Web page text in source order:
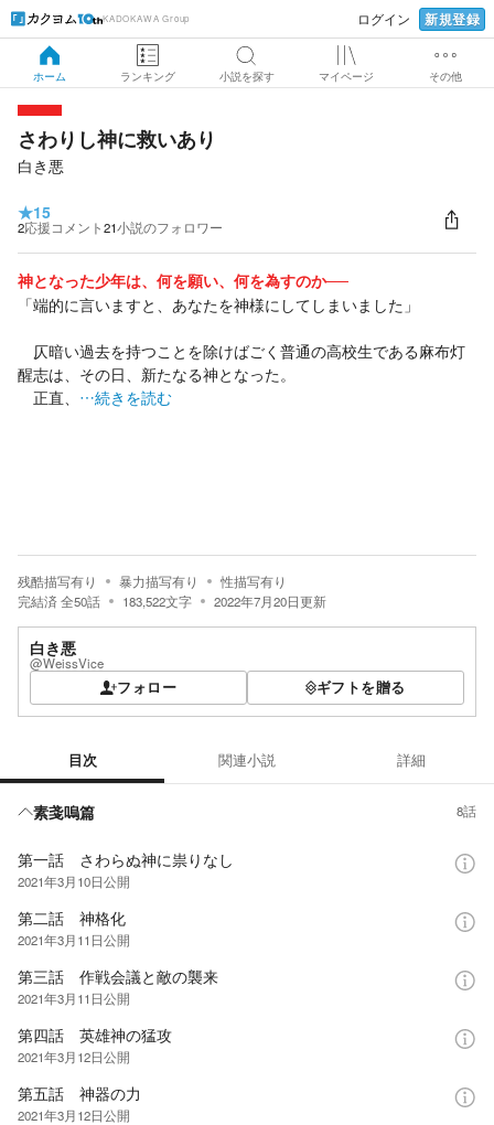
KADOKAWA Group ログイン 新規登録
ホーム ランキング 小説を探す マイページ その他
さわりし神に救いあり
白き悪
★15
2応援コメント21小説のフォロワー
神となった少年は、何を願い、何を為すのか──
「端的に言いますと、あなたを神様にしてしまいました」
仄暗い過去を持つことを除けばごく普通の高校生である麻布灯
醒志は、その日、新たなる神となった。
正直、 …続きを読む
残酷描写有り 暴力描写有り
性描写有り
完結済全50話 183,522文字 2022年7月20日更新
白き悪
@WeissVice
フォロー ギフトを贈る
目次 関連小説 詳細
素戔嗚篇 8話
第一話 さわらぬ神に祟りなし
2021年3月10日公開
第二話 神格化
2021年3月11日公開
第三話 作戦会議と敵の襲来
2021年3月11日公開
第四話 英雄神の猛攻
2021年3月12日公開
第五話 神器の力
2021年3月12日公開